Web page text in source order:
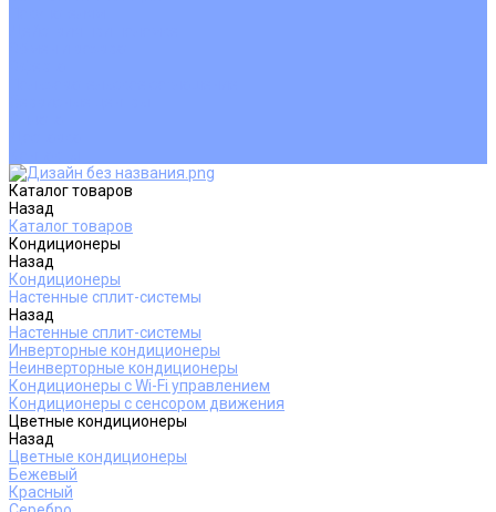
Каталог товаров
Назад
Каталог товаров
Кондиционеры
Назад
Кондиционеры
Настенные сплит-системы
Назад
Настенные сплит-системы
Инверторные кондиционеры
Неинверторные кондиционеры
Кондиционеры с Wi-Fi управлением
Кондиционеры с сенсором движения
Цветные кондиционеры
Назад
Цветные кондиционеры
Бежевый
Красный